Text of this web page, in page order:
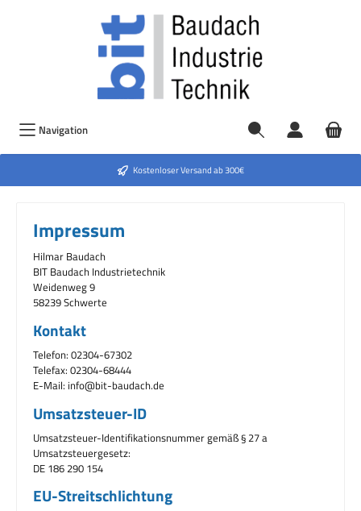
Navigation
Kostenloser Versand ab 300€
Impressum
Hilmar Baudach
BIT Baudach Industrietechnik
Weidenweg 9
58239 Schwerte
Kontakt
Telefon: 02304-67302
Telefax: 02304-68444
E-Mail: info@bit-baudach.de
Umsatzsteuer-ID
Umsatzsteuer-Identifikationsnummer gemäß § 27 a
Umsatzsteuergesetz:
DE 186 290 154
EU-Streitschlichtung